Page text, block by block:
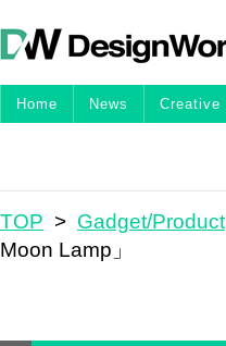
Home News Creative
TOP > Gadget/Product
Moon Lamp」